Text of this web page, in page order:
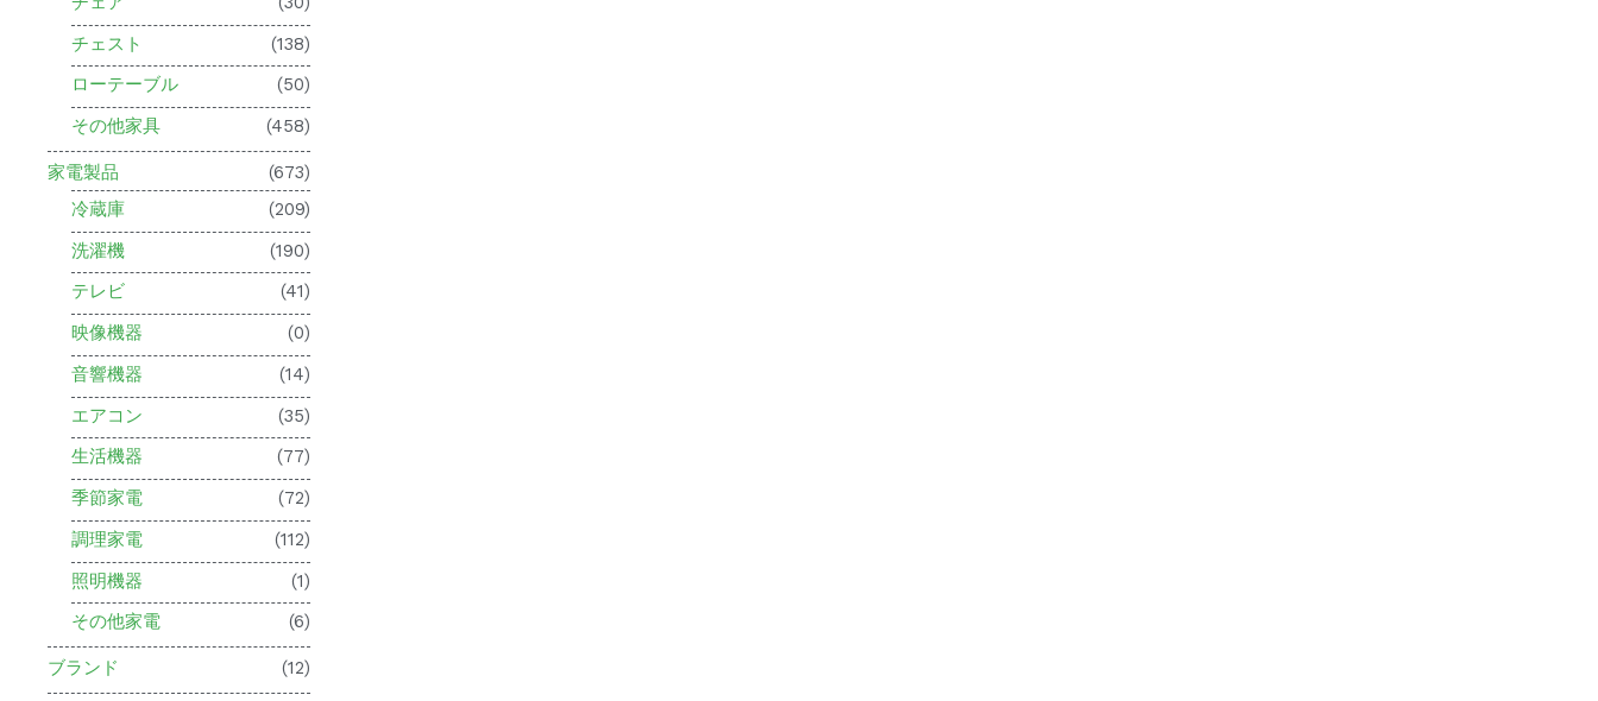
チェスト
(138)
ローテーブル
(50)
その他家具
(458)
家電製品
(673)
冷蔵庫
(209)
洗濯機
(190)
テレビ
(41)
映像機器
(0)
音響機器
(14)
エアコン
(35)
生活機器
(77)
季節家電
(72)
調理家電
(112)
照明機器
(1)
その他家電
(6)
ブランド (12)